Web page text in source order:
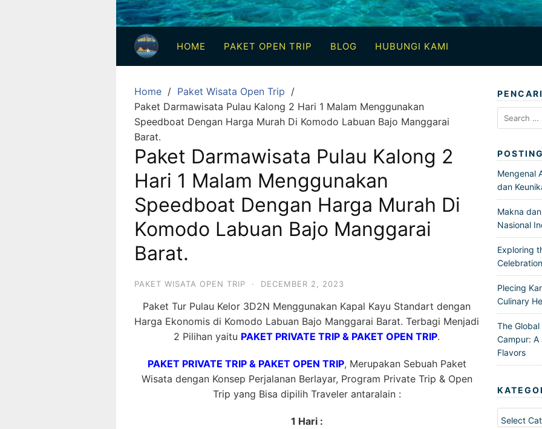
3
Hari
2
Malam,
Hari
1
Malam
dan
1
Hari
Penuh
HOME PAKET OPEN TRIP BLOG HUBUNGI KAMI
Home
Paket Wisata Open Trip
Paket Darmawisata Pulau Kalong 2 Hari 1 Malam Menggunakan
Speedboat Dengan Harga Murah Di Komodo Labuan Bajo Manggarai
Barat.
Paket Darmawisata Pulau Kalong 2
Hari 1 Malam Menggunakan
Speedboat Dengan Harga Murah Di
Komodo Labuan Bajo Manggarai
Barat.
PAKET WISATA OPEN TRIP · DECEMBER 2, 2023
Paket Tur Pulau Kelor 3D2N Menggunakan Kapal Kayu Standart dengan
Harga Ekonomis di Komodo Labuan Bajo Manggarai Barat. Terbagi Menjadi
2 Pilihan yaitu PAKET PRIVATE TRIP & PAKET OPEN TRIP.
PAKET PRIVATE TRIP & PAKET OPEN TRIP, Merupakan Sebuah Paket
Wisata dengan Konsep Perjalanan Berlayar, Program Private Trip & Open
Trip yang Bisa dipilih Traveler antaralain :
1 Hari :
Search
for:
Mengenal
dan
Makna
Nasional
Exploring
Plecing
Culinary
The
Campur: A
Flavors
Kategori